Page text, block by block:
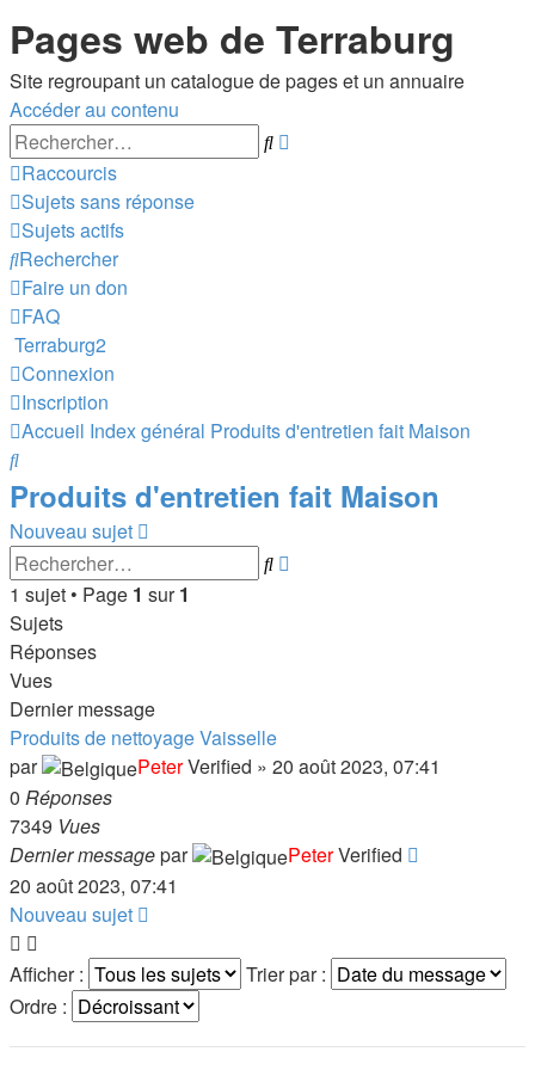
Pages web de Terraburg
Site regroupant un catalogue de pages et un annuaire
Accéder au contenu
Rechercher
Raccourcis
Sujets sans réponse
Sujets actifs
Rechercher
Faire un don
FAQ
Terraburg2
Connexion
Inscription
Accueil Index général Produits d'entretien fait Maison
Rechercher
Produits d'entretien fait Maison
Nouveau sujet
Rechercher
1 sujet • Page 1 sur1
Sujets
Réponses
Vues
Dernier message
Produits de nettoyage Vaisselle
par
PeterVerified » 20 août 2023, 07:41
0 Réponses
7349 Vues
Dernier messagepar PeterVerified
20 août 2023, 07:41
Nouveau sujet
Afficher :
Trier par :
Ordre :